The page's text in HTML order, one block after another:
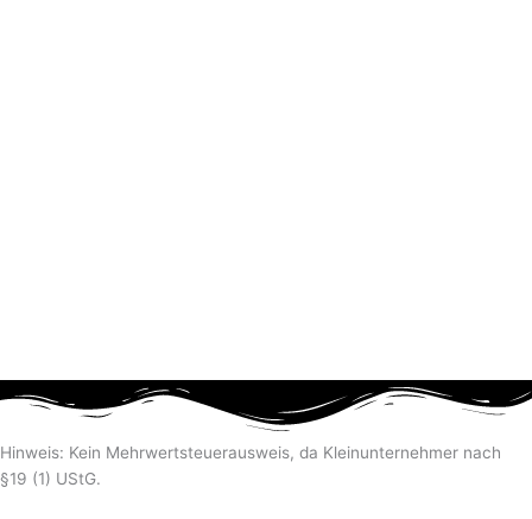
Hinweis: Kein Mehrwertsteuerausweis, da Kleinunternehmer nach
§19 (1) UStG.